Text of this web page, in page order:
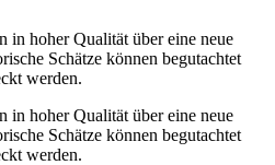
in hoher Qualität über eine neue
Schätze können begutachtet
werden.
in hoher Qualität über eine neue
Schätze können begutachtet
werden.